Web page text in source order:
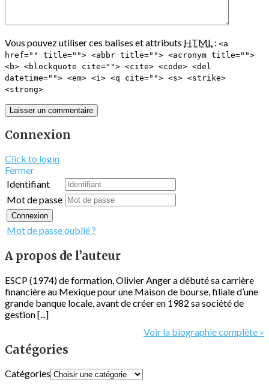
Vous pouvez utiliser ces balises et attributs HTML : <a
href="" title=""> <abbr title=""> <acronym title="">
<b> <blockquote cite=""> <cite> <code> <del
datetime=""> <em> <i> <q cite=""> <s> <strike>
<strong>
Connexion
Click to login
Fermer
Identifiant
Mot de passe
Connexion
Mot de passe oublié ?
A propos de l’auteur
ESCP (1974) de formation, Olivier Anger a débuté sa carrière
financière au Mexique pour une Maison de bourse, filiale d’une
grande banque locale, avant de créer en 1982 sa société de
gestion [...]
Voir la biographie complète »
Catégories
Catégories